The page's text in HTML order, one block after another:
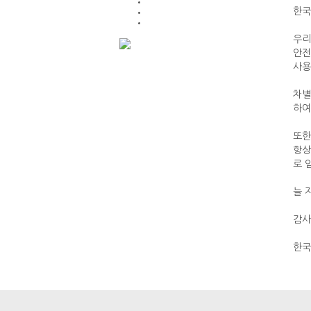
한
우
안
사
차
하
또
항
로
늘
감
한